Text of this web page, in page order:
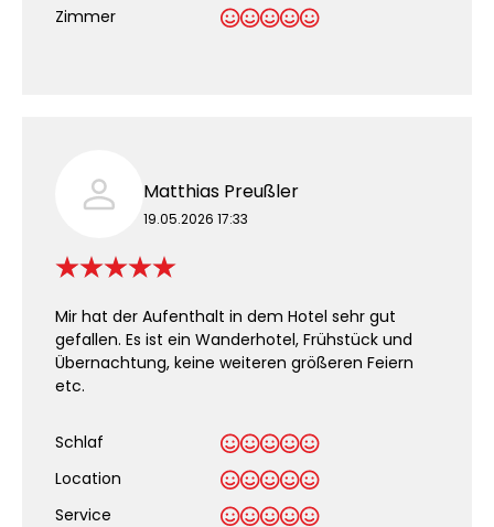
Zimmer
Matthias Preußler
19.05.2026 17:33
Mir hat der Aufenthalt in dem Hotel sehr gut
gefallen. Es ist ein Wanderhotel, Frühstück und
Übernachtung, keine weiteren größeren Feiern
etc.
Schlaf
Location
Service